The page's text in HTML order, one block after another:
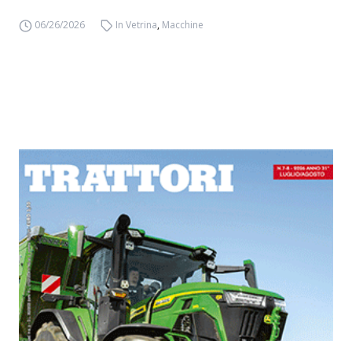
06/26/2026 In Vetrina, Macchine